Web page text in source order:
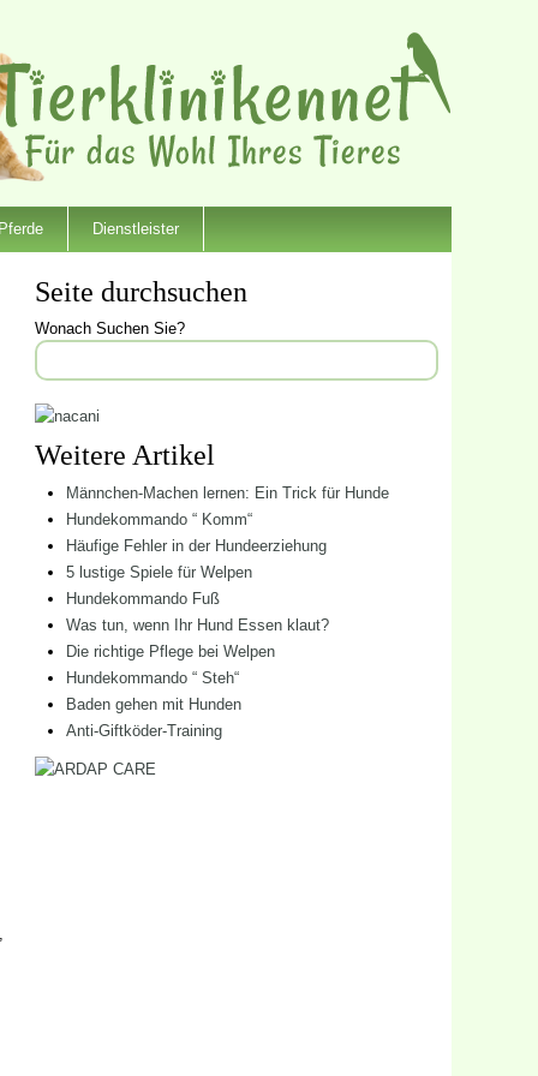
Dienstleister
Seite durchsuchen
Wonach Suchen Sie?
Weitere Artikel
Männchen-Machen lernen: Ein Trick für Hunde
Hundekommando “ Komm“
Häufige Fehler in der Hundeerziehung
5 lustige Spiele für Welpen
Hundekommando Fuß
Was tun, wenn Ihr Hund Essen klaut?
Die richtige Pflege bei Welpen
Hundekommando “ Steh“
Baden gehen mit Hunden
Anti-Giftköder-Training